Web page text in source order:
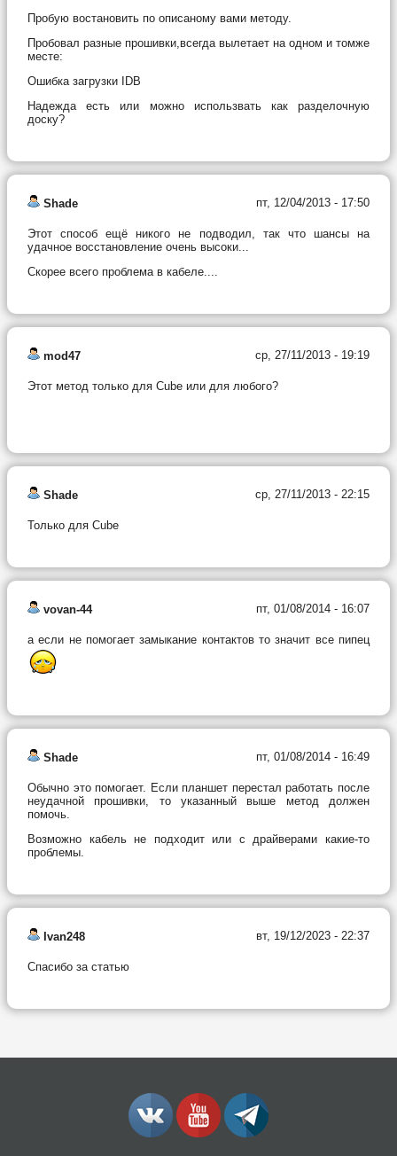
Пробую востановить по описаному вами методу.
Пробовал разные прошивки,всегда вылетает на одном и томже
месте:
Ошибка загрузки IDB
Надежда есть или можно использвать как разделочную
доску?
Shade пт, 12/04/2013 - 17:50
Этот способ ещё никого не подводил, так что шансы на
удачное восстановление очень высоки...
Скорее всего проблема в кабеле....
mod47 ср, 27/11/2013 - 19:19
Этот метод только для Cube или для любого?
Shade ср, 27/11/2013 - 22:15
Только для Cube
vovan-44 пт, 01/08/2014 - 16:07
а если не помогает замыкание контактов то значит все пипец
Shade пт, 01/08/2014 - 16:49
Обычно это помогает. Если планшет перестал работать после
неудачной прошивки, то указанный выше метод должен
помочь.
Возможно кабель не подходит или с драйверами какие-то
проблемы.
Ivan248 вт, 19/12/2023 - 22:37
Спасибо за статью